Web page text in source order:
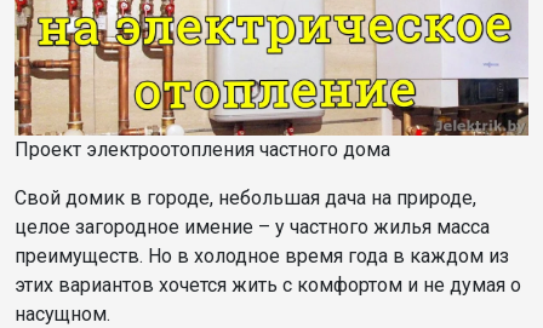
Проект электроотопления частного дома
Свой домик в городе, небольшая дача на природе,
целое загородное имение – у частного жилья масса
преимуществ. Но в холодное время года в каждом из
этих вариантов хочется жить с комфортом и не думая о
насущном.